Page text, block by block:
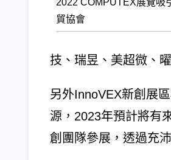
2022 COMPUTEX展覽吸
貿協會
技、瑞昱、美超微、
另外InnoVEX新創展
源，2023年預計將有
創團隊參展，透過充